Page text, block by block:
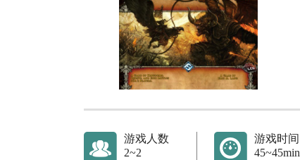
游戏人数
2~2
游戏时间
45~45min